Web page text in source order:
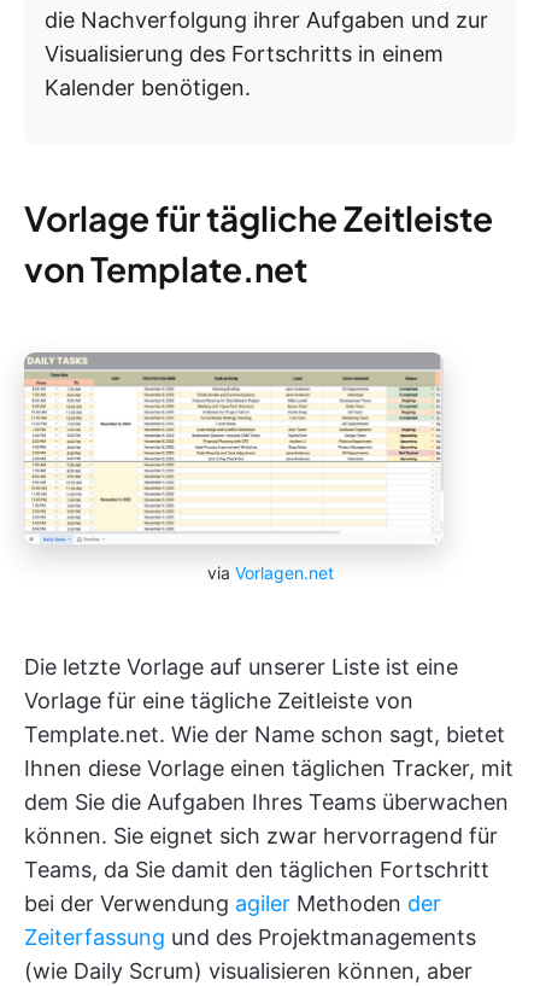
die Nachverfolgung ihrer Aufgaben und zur
Visualisierung des Fortschritts in einem
Kalender benötigen.
Vorlage für tägliche Zeitleiste
von Template.net
via Vorlagen.net
Die letzte Vorlage auf unserer Liste ist eine
Vorlage für eine tägliche Zeitleiste von
Template.net. Wie der Name schon sagt, bietet
Ihnen diese Vorlage einen täglichen Tracker, mit
dem Sie die Aufgaben Ihres Teams überwachen
können. Sie eignet sich zwar hervorragend für
Teams, da Sie damit den täglichen Fortschritt
bei der Verwendung agiler Methoden der
Zeiterfassung und des Projektmanagements
(wie Daily Scrum) visualisieren können, aber